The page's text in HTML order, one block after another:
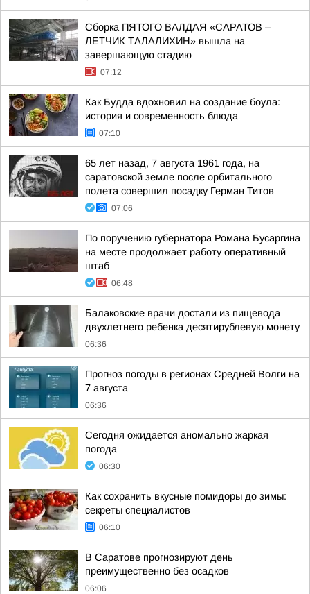
Сборка ПЯТОГО ВАЛДАЯ «САРАТОВ –
ЛЕТЧИК ТАЛАЛИХИН» вышла на
завершающую стадию
07:12
Как Будда вдохновил на создание боула:
история и современность блюда
07:10
65 лет назад, 7 августа 1961 года, на
саратовской земле после орбитального
полета совершил посадку Герман Титов
07:06
По поручению губернатора Романа Бусаргина
на месте продолжает работу оперативный
штаб
06:48
Балаковские врачи достали из пищевода
двухлетнего ребенка десятирублевую монету
06:36
Прогноз погоды в регионах Средней Волги на
7 августа
06:36
Сегодня ожидается аномально жаркая
погода
06:30
Как сохранить вкусные помидоры до зимы:
секреты специалистов
06:10
В Саратове прогнозируют день
преимущественно без осадков
06:06